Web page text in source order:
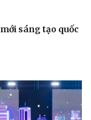
sáng tạo quốc